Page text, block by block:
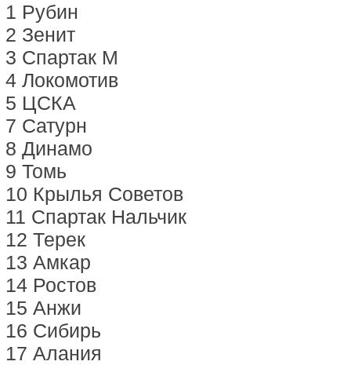
1 Рубин
2 Зенит
3 Спартак М
4 Локомотив
5 ЦСКА
7 Сатурн
8 Динамо
9 Томь
10 Крылья Советов
11 Спартак Нальчик
12 Терек
13 Амкар
14 Ростов
15 Анжи
16 Сибирь
17 Алания